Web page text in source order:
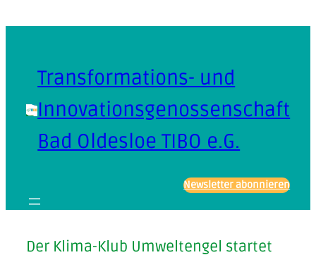
Transformations- und
Innovationsgenossenschaft
Bad Oldesloe TIBO e.G.
Newsletter abonnieren
Der Klima-Klub Umweltengel startet